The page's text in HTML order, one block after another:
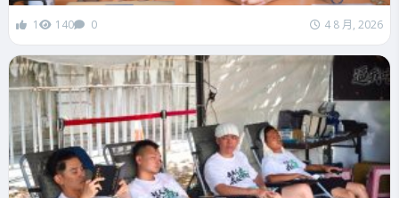
1 140 0 4 8 月, 2026